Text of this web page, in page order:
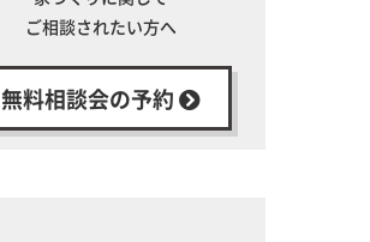
ご相談されたい方へ
無料相談会の予約